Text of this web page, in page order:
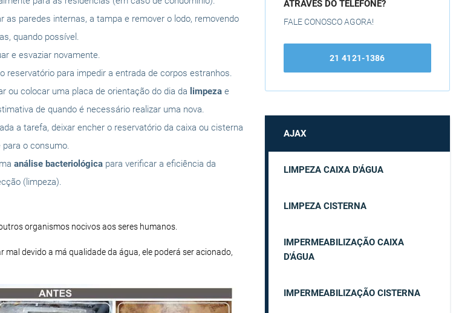
as paredes internas, a tampa e remover o lodo, removendo
quando possível.
e esvaziar novamente.
reservatório para impedir a entrada de corpos estranhos.
ou colocar uma placa de orientação do dia da limpeza e
de quando é necessário realizar uma nova.
a tarefa, deixar encher o reservatório da caixa ou cisterna
para o consumo.
análise bacteriológica para verificar a eficiência da
(limpeza).
organismos nocivos aos seres humanos.
mal devido a má qualidade da água, ele poderá ser acionado,
ATRAVÉS DO TELEFONE?
FALE CONOSCO AGORA!
21 4121-1386
AJAX
LIMPEZA CAIXA D'ÁGUA
LIMPEZA CISTERNA
IMPERMEABILIZAÇÃO CAIXA
D'ÁGUA
IMPERMEABILIZAÇÃO CISTERNA